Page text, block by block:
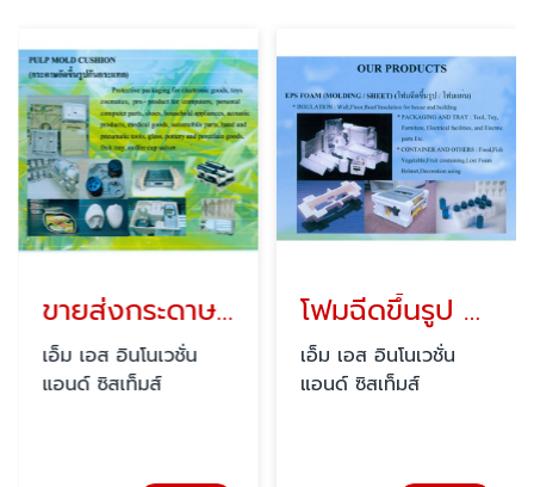
ขายส่งกระดาษอัดขึ้นรูปกันกระแทก
เอ็ม เอส อินโนเวชั่น
แอนด์ ซิสเท็มส์
โฟมฉีดขึ้นรูป / โฟมแผ่น
เอ็ม เอส อินโนเวชั่น
แอนด์ ซิสเท็มส์